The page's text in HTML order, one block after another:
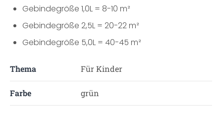
Gebindegröße 1,0L = 8-10 m²
Gebindegröße 2,5L = 20-22 m²
Gebindegröße 5,0L = 40-45 m²
Thema Für Kinder
Farbe grün